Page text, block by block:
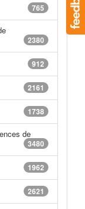
765
2380
912
2161
1738
de
3480
1962
2621